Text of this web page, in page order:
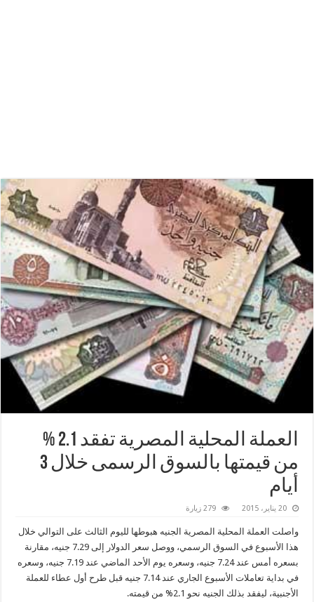
العملة المحلية المصرية تفقد 2.1 %
من قيمتها بالسوق الرسمى خلال 3
أيام
20 يناير، 2015 279 زيارة
واصلت العملة المحلية المصرية الجنيه هبوطها لليوم الثالث على التوالي خلال
هذا الأسبوع في السوق الرسمي، ووصل سعر الدولار إلى 7.29 جنيه، مقارنة
بسعره أمس عند 7.24 جنيه، وسعره يوم الأحد الماضي عند 7.19 جنيه، وسعره
في بداية تعاملات الأسبوع الجاري عند 7.14 جنيه قبل طرح أول عطاء للعملة
الأجنبية، ليفقد بذلك الجنيه نحو 2.1% من قيمته.